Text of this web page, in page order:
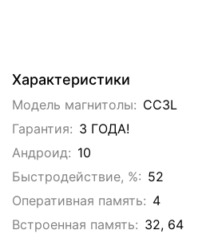
Характеристики
Модель магнитолы: CC3L
Гарантия: 3 ГОДА!
Андроид: 10
Быстродействие, %: 52
Оперативная память: 4
Встроенная память: 32, 64